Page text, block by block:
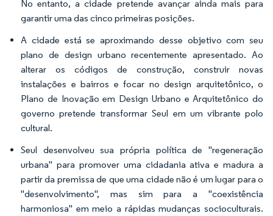
No entanto, a cidade pretende avançar ainda mais para
garantir uma das cinco primeiras posições.
A cidade está se aproximando desse objetivo com seu
plano de design urbano recentemente apresentado. Ao
alterar os códigos de construção, construir novas
instalações e bairros e focar no design arquitetônico, o
Plano de Inovação em Design Urbano e Arquitetônico do
governo pretende transformar Seul em um vibrante polo
cultural.
Seul desenvolveu sua própria política de "regeneração
urbana" para promover uma cidadania ativa e madura a
partir da premissa de que uma cidade não é um lugar para o
"desenvolvimento", mas sim para a "coexistência
harmoniosa" em meio a rápidas mudanças socioculturais.